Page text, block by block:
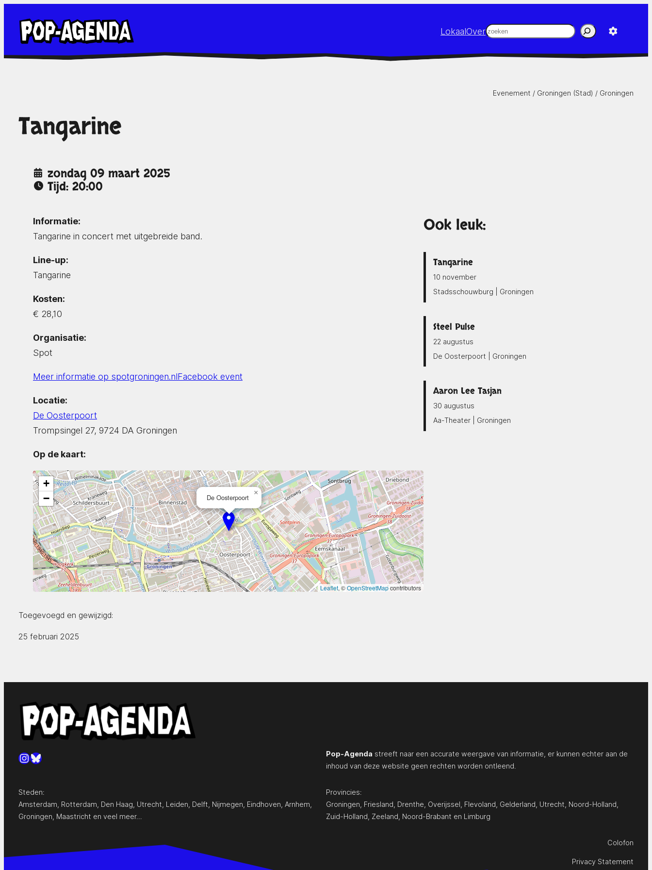
naar
inhoud
LokaalOverZoeken
Evenement / Groningen (Stad) / Groningen
Tangarine
zondag 09 maart 2025
Tijd: 20:00
Informatie:
Tangarine in concert met uitgebreide band.
Line-up:
Tangarine
Kosten:
€ 28,10
Organisatie:
Spot
Meer informatie op spotgroningen.nlFacebook event
Locatie:
De Oosterpoort
Trompsingel 27, 9724 DA Groningen
Op de kaart:
De Oosterpoort
×
+
−
Leaflet, ©OpenStreetMapcontributors
Ook leuk:
Tangarine
10 november
Stadsschouwburg | Groningen
Steel Pulse
22 augustus
De Oosterpoort | Groningen
Aaron Lee Tasjan
30 augustus
Aa-Theater | Groningen
Toegevoegd en gewijzigd:
25 februari 2025
Instagram
Bluesky Pop-Agenda streeft naar een accurate weergave van informatie, er kunnen echter aan de
inhoud van deze website geen rechten worden ontleend.
Steden:
Amsterdam Rotterdam Den Haag Utrecht Leiden Delft Nijmegen Eindhoven Arnhem
Groningen Maastricht en veel meer…
Provincies:
Groningen Friesland Drenthe Overijssel Flevoland Gelderland Utrecht Noord-Holland
Zuid-Holland Zeeland Noord-Brabant en Limburg
Colofon
Privacy Statement